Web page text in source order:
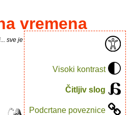
Visoki kontrast
Čitljiv slog
Podcrtane poveznice
vremena
sve je puno knjiga.